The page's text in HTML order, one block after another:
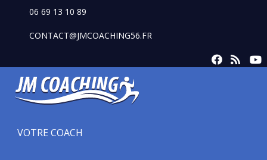
06 69 13 10 89
CONTACT@JMCOACHING56.FR
VOTRE COACH